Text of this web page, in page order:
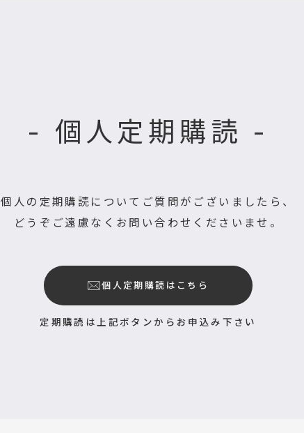
- 個人定期購読 -
個人の定期購読についてご質問がございましたら、
どうぞご遠慮なくお問い合わせくださいませ。
個人定期購読はこちら
定期購読は上記ボタンからお申込み下さい